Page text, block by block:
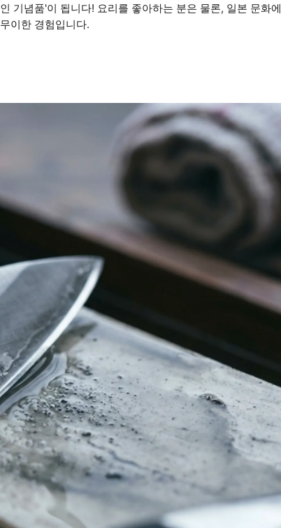
기념품'이 됩니다! 요리를 좋아하는 분은 물론, 일본 문화에
이한 경험입니다.